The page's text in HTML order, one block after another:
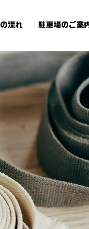
流れ 駐車場のご案